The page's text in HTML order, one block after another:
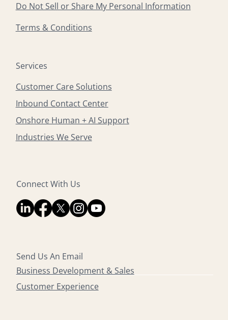
Do Not Sell or Share My Personal Information
Terms & Conditions
Services
Customer Care Solutions
Inbound Contact Center
Onshore Human + AI Support
Industries We Serve
Connect With Us
Send Us An Email
Business Development & Sales
Customer Experience